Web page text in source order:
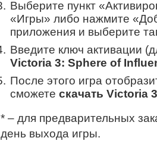
Выберите пункт
«Игры» либо нажмите
приложения и выберите
Введите ключ активации
Victoria 3: Sphere of
После этого игра
сможете скачать Victoria
* – для предварительных
день выхода игры.